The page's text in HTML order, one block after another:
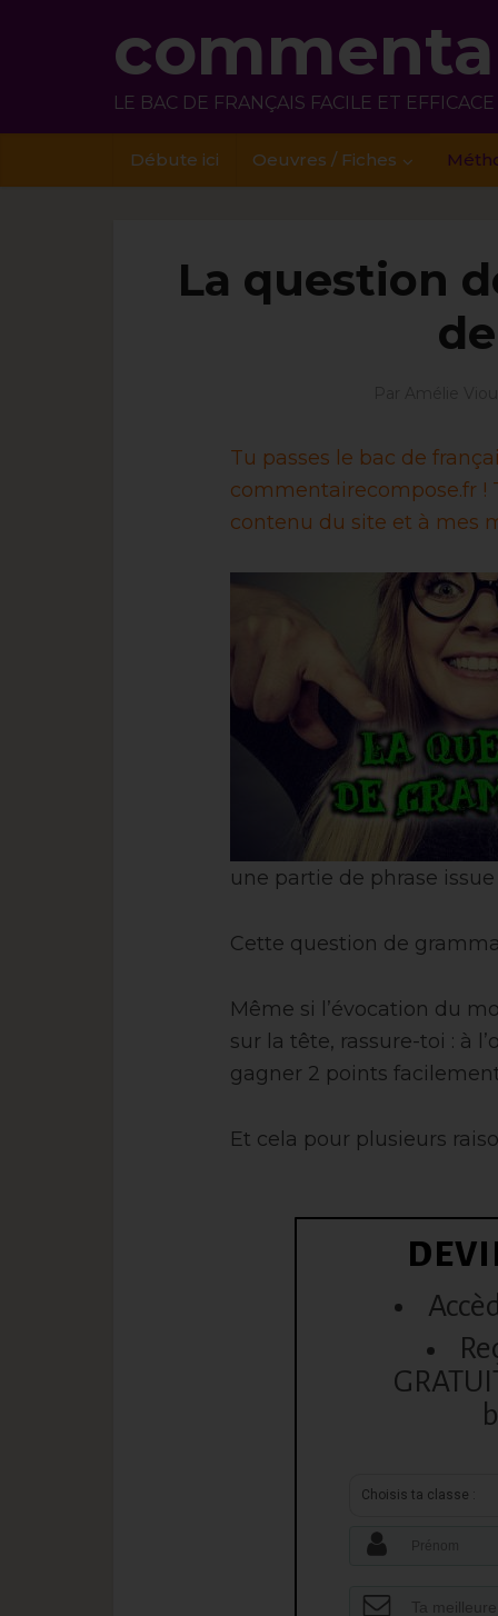
LE BAC DE FRANÇAIS FACILE ET EFFICACE
Débute ici Oeuvres / Fiches
La question
Tu passes le bac de
commentairecompose.fr
contenu du site et à mes
une partie de phrase
Cette question de
Même si l’évocation du
sur la tête, rassure-toi : à
gagner 2 points
Et cela pour plusieurs
Choisis ta classe :